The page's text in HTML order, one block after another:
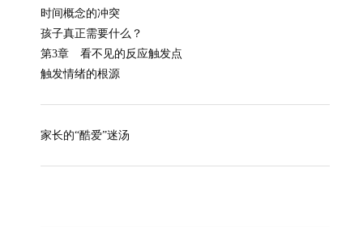
时间概念的冲突
孩子真正需要什么？
第3章 看不见的反应触发点
触发情绪的根源
家长的“酷爱”迷汤